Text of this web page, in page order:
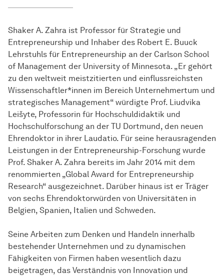
Shaker A. Zahra ist Professor für Strategie und
Entrepreneurship und Inhaber des Robert E. Buuck
Lehrstuhls für Entrepreneurship an der Carlson School
of Management der University of Minnesota. „Er gehört
zu den weltweit meistzitierten und einflussreichsten
Wissen­schaft­ler*innen im Bereich Unternehmertum und
strategisches Management“ würdigte Prof. Liudvika
Leišyte, Professorin für Hochschuldidaktik und
Hochschulforschung an der TU Dortmund, den neuen
Ehrendoktor in ihrer Laudatio. Für seine herausragenden
Leistungen in der Entrepreneurship-Forschung wurde
Prof. Shaker A. Zahra bereits im Jahr 2014 mit dem
renommierten „Global Award for Entrepreneurship
Research“ ausgezeichnet. Darüber hinaus ist er Träger
von sechs Ehrendoktorwürden von Universitäten in
Belgien, Spanien, Italien und Schweden.
Seine Arbeiten zum Denken und Handeln innerhalb
bestehender Unternehmen und zu dynamischen
Fähigkeiten von Firmen haben wesentlich dazu
beigetragen, das Verständnis von Innovation und